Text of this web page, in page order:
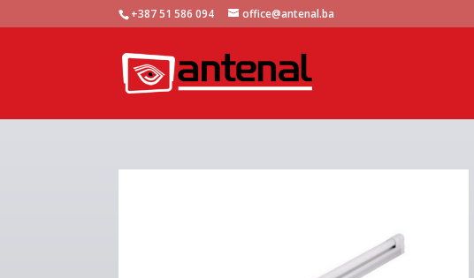
+387 51 586 094 office@antenal.ba